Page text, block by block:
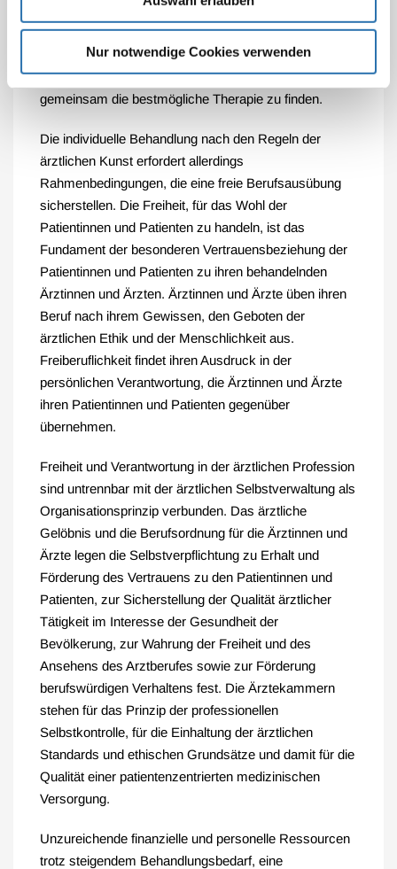
Nur notwendige Cookies verwenden
Angehörigen der anderen Gesundheitsberufe. Im
Zentrum stehen die Bereitschaft und die Fähigkeit, sich
auf die Individualität der Patientinnen und Patienten und
deren Behandlungsbedarf einzulassen und mit ihnen
gemeinsam die bestmögliche Therapie zu finden.
Die individuelle Behandlung nach den Regeln der
ärztlichen Kunst erfordert allerdings
Rahmenbedingungen, die eine freie Berufsausübung
sicherstellen. Die Freiheit, für das Wohl der
Patientinnen und Patienten zu handeln, ist das
Fundament der besonderen Vertrauensbeziehung der
Patientinnen und Patienten zu ihren behandelnden
Ärztinnen und Ärzten. Ärztinnen und Ärzte üben ihren
Beruf nach ihrem Gewissen, den Geboten der
ärztlichen Ethik und der Menschlichkeit aus.
Freiberuflichkeit findet ihren Ausdruck in der
persönlichen Verantwortung, die Ärztinnen und Ärzte
ihren Patientinnen und Patienten gegenüber
übernehmen.
Freiheit und Verantwortung in der ärztlichen Profession
sind untrennbar mit der ärztlichen Selbstverwaltung als
Organisationsprinzip verbunden. Das ärztliche
Gelöbnis und die Berufsordnung für die Ärztinnen und
Ärzte legen die Selbstverpflichtung zu Erhalt und
Förderung des Vertrauens zu den Patientinnen und
Patienten, zur Sicherstellung der Qualität ärztlicher
Tätigkeit im Interesse der Gesundheit der
Bevölkerung, zur Wahrung der Freiheit und des
Ansehens des Arztberufes sowie zur Förderung
berufswürdigen Verhaltens fest. Die Ärztekammern
stehen für das Prinzip der professionellen
Selbstkontrolle, für die Einhaltung der ärztlichen
Standards und ethischen Grundsätze und damit für die
Qualität einer patientenzentrierten medizinischen
Versorgung.
Unzureichende finanzielle und personelle Ressourcen
trotz steigendem Behandlungsbedarf, eine